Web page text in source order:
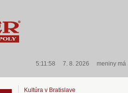
5:11:58 7. 8. 2026 meniny má
Kultúra v Bratislave